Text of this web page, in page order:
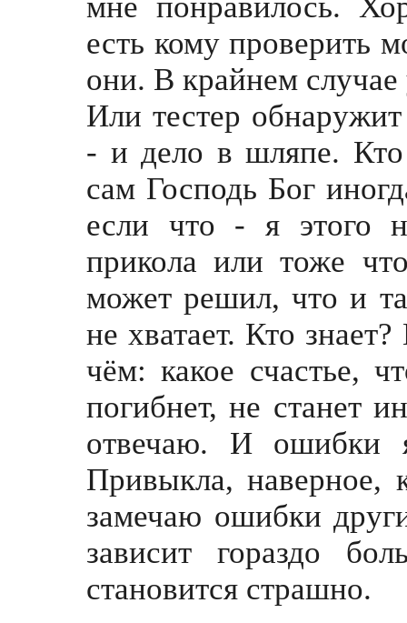
есть кому проверить
они. В крайнем случае
Или тестер
- и дело в шляпе.
сам Господь Бог
если что - я этого
прикола или тоже
может решил, что и
не хватает. Кто
чём: какое счастье,
погибнет, не станет
отвечаю. И ошибки
Привыкла, наверное,
замечаю ошибки
зависит гораздо
становится страшно.